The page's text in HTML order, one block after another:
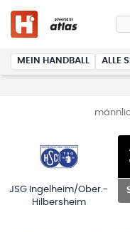
MEIN HANDBALL ALLE
JSG Ingelheim/Ober.-
Hilbersheim